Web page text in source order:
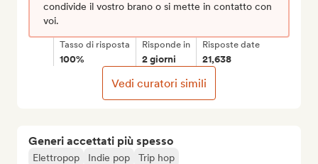
Generi accettati più spesso
Elettropop Indie pop
Trip hop
condivide il vostro brano o si mette in contatto con
voi.
Tasso di risposta
100%
Risponde in
2 giorni
Risposte date
21,638
Vedi curatori simili